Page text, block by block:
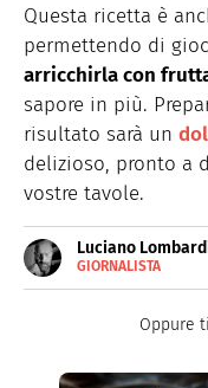
Questa ricetta è
permettendo di
arricchirla con
sapore in più.
risultato sarà un
delizioso, pronto a
vostre tavole.
Luciano
GIORNALISTA
Giornalista
Oppure